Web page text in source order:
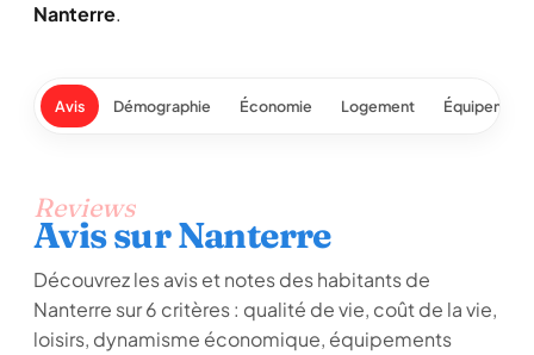
Nanterre.
Avis Démographie Économie Logement
Reviews
Avis sur Nanterre
Découvrez les avis et notes des habitants de
Nanterre sur 6 critères : qualité de vie, coût de la vie,
loisirs, dynamisme économique, équipements